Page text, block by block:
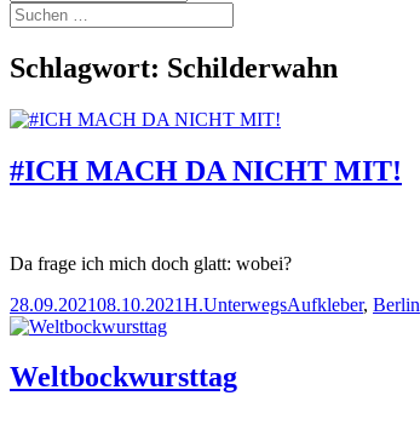
Suchen
nach:
Schlagwort: Schilderwahn
#ICH MACH DA NICHT MIT!
Da frage ich mich doch glatt: wobei?
Veröffentlicht
am
28.09.202108.10.2021Autor
H.Kategorien
UnterwegsSchlagwörter
Aufkleber, Berlin
Weltbockwursttag